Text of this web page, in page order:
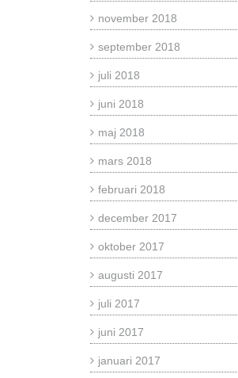
november 2018
september 2018
juli 2018
juni 2018
maj 2018
mars 2018
februari 2018
december 2017
oktober 2017
augusti 2017
juli 2017
juni 2017
januari 2017